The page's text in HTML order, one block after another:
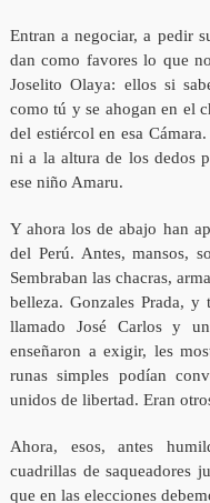
Entran a negociar, a pedir
dan como favores lo que
Joselito Olaya: ellos si
como tú y se ahogan en el
del estiércol en esa
ni a la altura de los dedos
ese niño Amaru.
Y ahora los de abajo han
del Perú. Antes, mansos,
Sembraban las chacras,
belleza. Gonzales Prada,
llamado José Carlos y
enseñaron a exigir, les
runas simples podían
unidos de libertad. Eran
Ahora, esos, antes
cuadrillas de saqueadores
que en las elecciones